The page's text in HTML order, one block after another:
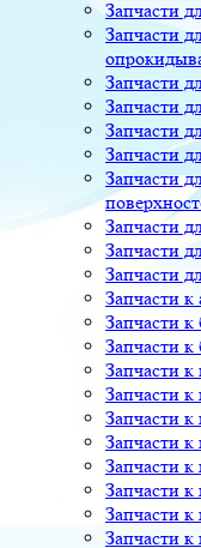
Запчасти
Запчасти
Запчасти
Запчасти
Запчасти
Запчасти
Запчасти
Запчасти
Запчасти
Запчасти
Запчасти к
Запчасти к
Запчасти к
Запчасти
Запчасти
Запчасти
Запчасти
Запчасти
Запчасти
Запчасти
Запчасти